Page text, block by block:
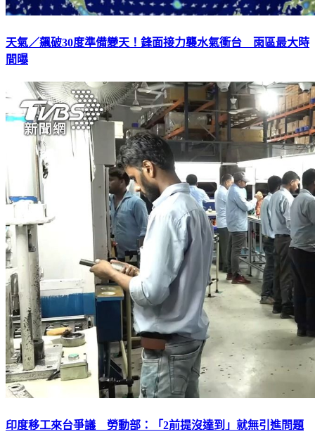
天氣／飆破30度準備變天！鋒面接力襲水氣衝台 雨區最大時
間曝
印度移工來台爭議 勞動部：「2前提沒達到」就無引進問題